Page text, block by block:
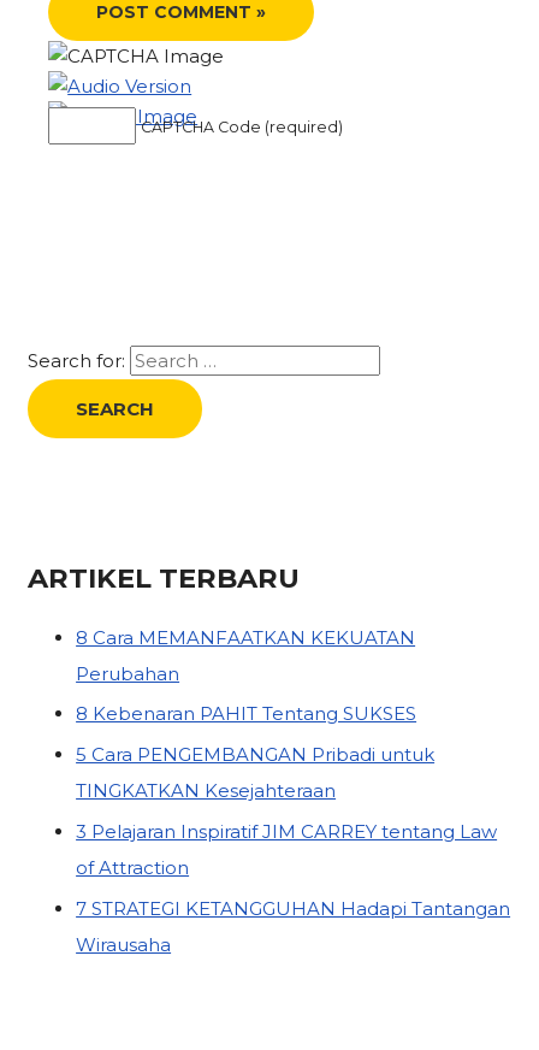
CAPTCHA Code (required)
Search for:
ARTIKEL TERBARU
8 Cara MEMANFAATKAN KEKUATAN
Perubahan
8 Kebenaran PAHIT Tentang SUKSES
5 Cara PENGEMBANGAN Pribadi untuk
TINGKATKAN Kesejahteraan
3 Pelajaran Inspiratif JIM CARREY tentang Law
of Attraction
7 STRATEGI KETANGGUHAN Hadapi Tantangan
Wirausaha